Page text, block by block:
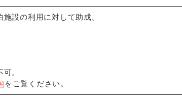
設の利用に対して助成。
。
をご覧ください。